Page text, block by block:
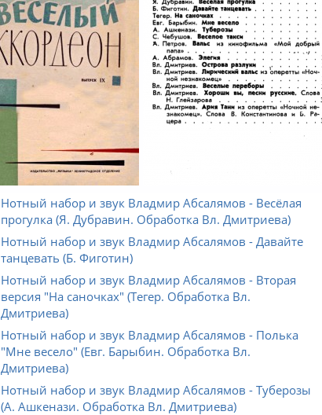
Нотный набор и звук Владмир Абсалямов - Весёлая
прогулка (Я. Дубравин. Обработка Вл. Дмитриева)
Нотный набор и звук Владмир Абсалямов - Давайте
танцевать (Б. Фиготин)
Нотный набор и звук Владмир Абсалямов - Вторая
версия "На саночках" (Тегер. Обработка Вл.
Дмитриева)
Нотный набор и звук Владмир Абсалямов - Полька
"Мне весело" (Евг. Барыбин. Обработка Вл.
Дмитриева)
Нотный набор и звук Владмир Абсалямов - Туберозы
(А. Ашкенази. Обработка Вл. Дмитриева)